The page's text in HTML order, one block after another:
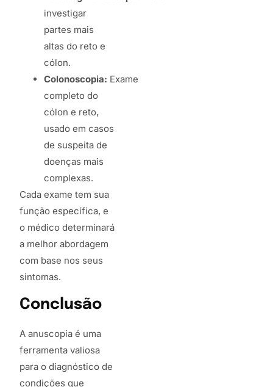
investigar
partes mais
altas do reto e
cólon.
Colonoscopia: Exame
completo do
cólon e reto,
usado em casos
de suspeita de
doenças mais
complexas.
Cada exame tem sua
função específica, e
o médico determinará
a melhor abordagem
com base nos seus
sintomas.
Conclusão
A anuscopia é uma
ferramenta valiosa
para o diagnóstico de
condições que